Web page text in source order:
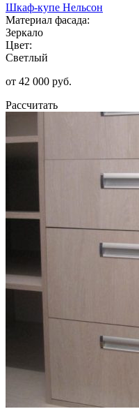
Шкаф-купе Нельсон
Материал фасада:
Зеркало
Цвет:
Светлый
от 42 000 руб.
Рассчитать